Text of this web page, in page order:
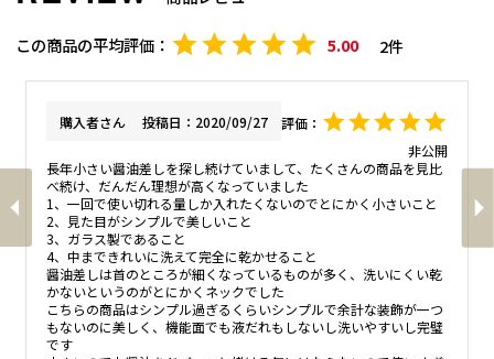
5.00 2
購入者
非公開
投稿日 2020/09/27
長年小さい醤油差しを探し続けていまして、たくさんの商品を見比
べ続け、だんだん理想が高くなっていました
1、一回で使い切れる量しか入れたくないのでとにかく小さいこと
2、見た目がシンプルで美しいこと
3、ガラス製であること
4、中まできれいに洗えて完全に乾かせること
醤油差しは首のところが細くなっているものが多く、洗いにくい乾
かないというのがとにかくネックでした
こちらの商品はシンプル過ぎるくらいシンプルで余計な装飾が一つ
もないのに美しく、機能面でも液だれもしないし洗いやすいし完璧
です